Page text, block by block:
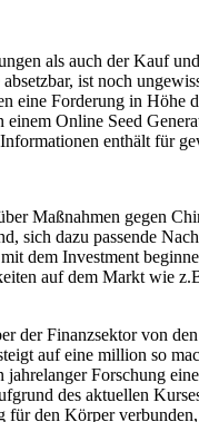
als auch der Kauf
ist noch
eine Forderung in Höhe
Online Seed
enthält für
Maßnahmen gegen
sich dazu passende
dem Investment
auf dem Markt wie
der Finanzsektor von
auf eine million so
Forschung
des aktuellen
für den Körper